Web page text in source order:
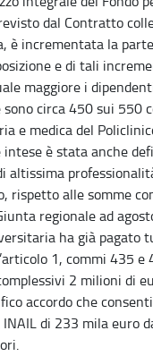
dal Contratto
è incrementata la
e di tali
maggiore i
circa 450 sui 550
e medica del
intese è stata anche
altissima
rispetto alle somme
regionale ad
ha già pagato
1, commi 435 e
2 milioni di
accordo che
di 233 mila euro